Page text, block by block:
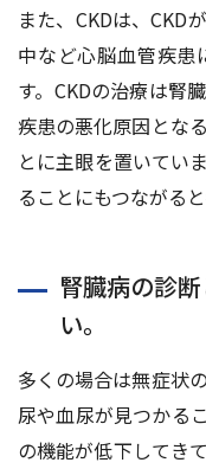
また、CKDは、CKD
中など心脳血管疾患
す。CKDの治療は腎
疾患の悪化原因とな
とに主眼を置いてい
ることにもつながる
腎臓病の診
い。
多くの場合は無症状
尿や血尿が見つかる
の機能が低下してき